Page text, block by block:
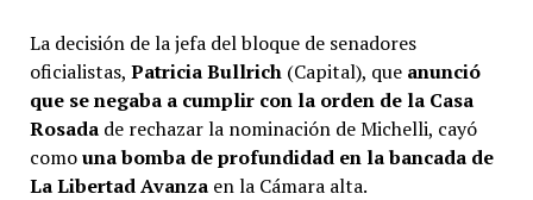
La decisión de la jefa del bloque de senadores
oficialistas, Patricia Bullrich(Capital), que anunció
que se negaba a cumplir con la orden de la Casa
Rosadade rechazar la nominación de Michelli, cayó
comouna bomba de profundidad en la bancada de
La Libertad Avanza en la Cámara alta.